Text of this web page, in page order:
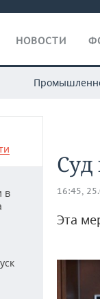
НОВОСТИ
в
16:45,
Эта